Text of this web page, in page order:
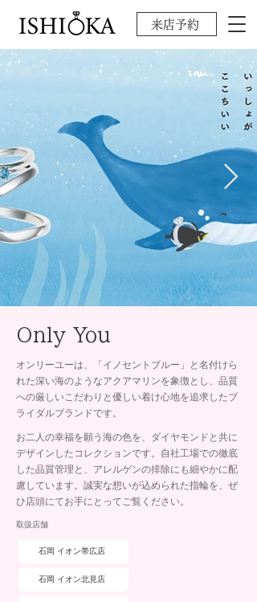
来店予約
Only You
オンリーユーは、「イノセントブルー」と名付けら
れた深い海のようなアクアマリンを象徴とし、品質
への厳しいこだわりと優しい着け心地を追求したブ
ライダルブランドです。
お二人の幸福を願う海の色を、ダイヤモンドと共に
デザインしたコレクションです。自社工場での徹底
した品質管理と、アレルゲンの排除にも細やかに配
慮しています。誠実な想いが込められた指輪を、ぜ
ひ店頭にてお手にとってご覧ください。
取扱店舗
石岡 イオン帯広店
石岡 イオン北見店